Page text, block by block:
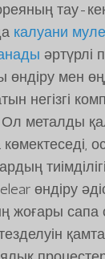
тау-
калуани
әртүрлі
өндіру мен
негізгі
металды
көмектеседі,
өндіру
жоғары сапа